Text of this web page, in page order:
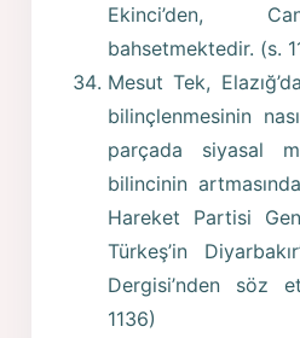
Ekinci’den,
bahsetmektedir. (s.
Mesut Tek,
bilinçlenmesinin
parçada siyasal
bilincinin
Hareket Partisi
Türkeş’in
Dergisi’nden söz
1136)